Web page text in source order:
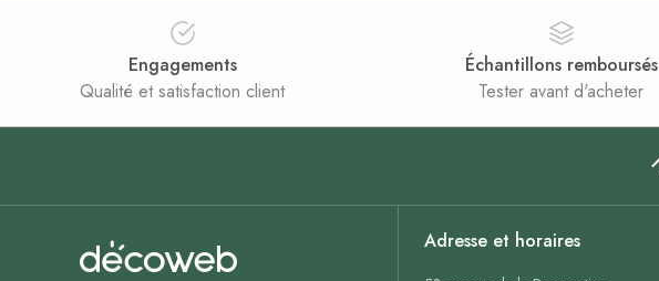
Engagements
Qualité et satisfaction client
Échantillons remboursés
Tester avant d'acheter
Adresse et horaires